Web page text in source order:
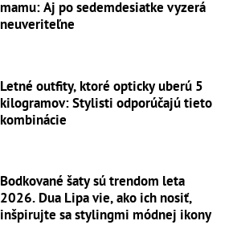
mamu: Aj po sedemdesiatke vyzerá
neuveriteľne
Letné outfity, ktoré opticky uberú 5
kilogramov: Stylisti odporúčajú tieto
kombinácie
Bodkované šaty sú trendom leta
2026. Dua Lipa vie, ako ich nosiť,
inšpirujte sa stylingmi módnej ikony